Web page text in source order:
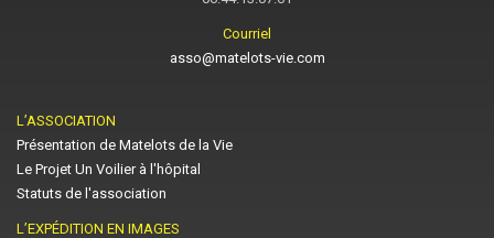
Courriel
asso@matelots-vie.com
L’ASSOCIATION
Présentation de Matelots de la Vie
Le Projet Un Voilier à l'hôpital
Statuts de l'association
L’EXPÉDITION EN IMAGES